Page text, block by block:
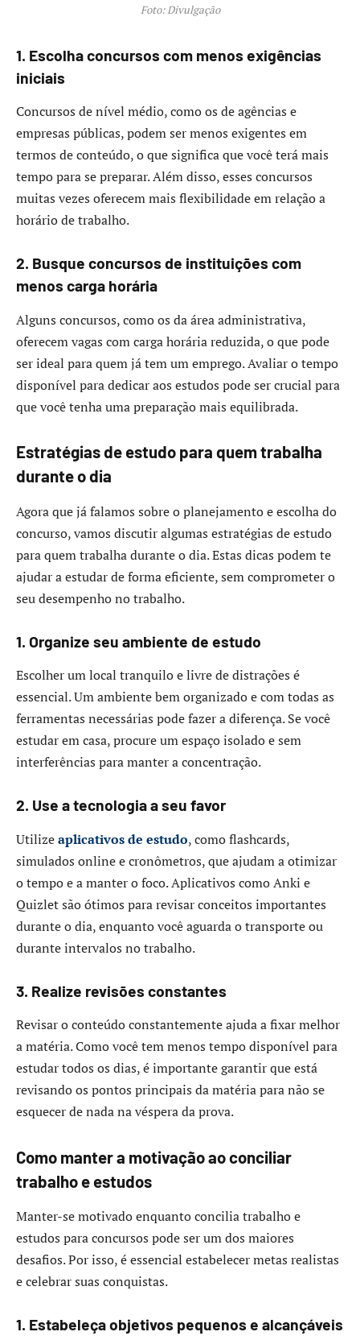
Foto: Divulgação
1. Escolha concursos com menos exigências
iniciais
Concursos de nível médio, como os de agências e
empresas públicas, podem ser menos exigentes em
termos de conteúdo, o que significa que você terá mais
tempo para se preparar. Além disso, esses concursos
muitas vezes oferecem mais flexibilidade em relação a
horário de trabalho.
2. Busque concursos de instituições com
menos carga horária
Alguns concursos, como os da área administrativa,
oferecem vagas com carga horária reduzida, o que pode
ser ideal para quem já tem um emprego. Avaliar o tempo
disponível para dedicar aos estudos pode ser crucial para
que você tenha uma preparação mais equilibrada.
Estratégias de estudo para quem trabalha
durante o dia
Agora que já falamos sobre o planejamento e escolha do
concurso, vamos discutir algumas estratégias de estudo
para quem trabalha durante o dia. Estas dicas podem te
ajudar a estudar de forma eficiente, sem comprometer o
seu desempenho no trabalho.
1. Organize seu ambiente de estudo
Escolher um local tranquilo e livre de distrações é
essencial. Um ambiente bem organizado e com todas as
ferramentas necessárias pode fazer a diferença. Se você
estudar em casa, procure um espaço isolado e sem
interferências para manter a concentração.
2. Use a tecnologia a seu favor
Utilizeaplicativos de estudo, como flashcards,
simulados online e cronômetros, que ajudam a otimizar
o tempo e a manter o foco. Aplicativos como Anki e
Quizlet são ótimos para revisar conceitos importantes
durante o dia, enquanto você aguarda o transporte ou
durante intervalos no trabalho.
3. Realize revisões constantes
Revisar o conteúdo constantemente ajuda a fixar melhor
a matéria. Como você tem menos tempo disponível para
estudar todos os dias, é importante garantir que está
revisando os pontos principais da matéria para não se
esquecer de nada na véspera da prova.
Como manter a motivação ao conciliar
trabalho e estudos
Manter-se motivado enquanto concilia trabalho e
estudos para concursos pode ser um dos maiores
desafios. Por isso, é essencial estabelecer metas realistas
e celebrar suas conquistas.
1. Estabeleça objetivos pequenos e alcançáveis